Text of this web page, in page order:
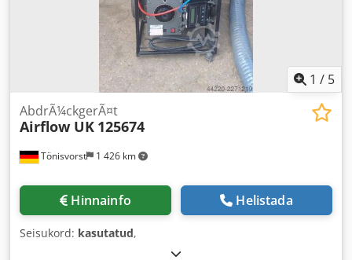
1 / 5
Tönisvorst 1 426 km
AbdrÃ¼ckgerÃ¤t
Airflow UK 125674
Hinnainfo Helistada
Seisukord: kasutatud,